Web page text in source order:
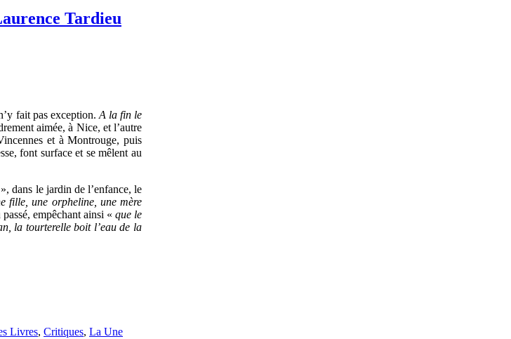
Tardieu
fait pas exception. A la fin le
aimée, à Nice, et l’autre
et à Montrouge, puis
font surface et se mêlent au
», dans le jardin de l’enfance, le
fille, une orpheline, une mère
empêchant ainsi « que le
la tourterelle boit l’eau de la
Livres, Critiques, La Une